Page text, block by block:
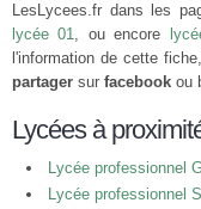
LesLycees.fr dans les
lycée 01, ou encore
l'information de cette
partager sur facebook ou
Lycées à
Lycée professionnel
Lycée professionnel